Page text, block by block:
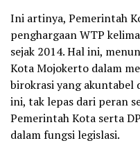
Ini artinya, Pemerintah
penghargaan WTP
sejak 2014. Hal ini,
Kota Mojokerto dalam
birokrasi yang akuntabel
ini, tak lepas dari peran
Pemerintah Kota serta
dalam fungsi legislasi.